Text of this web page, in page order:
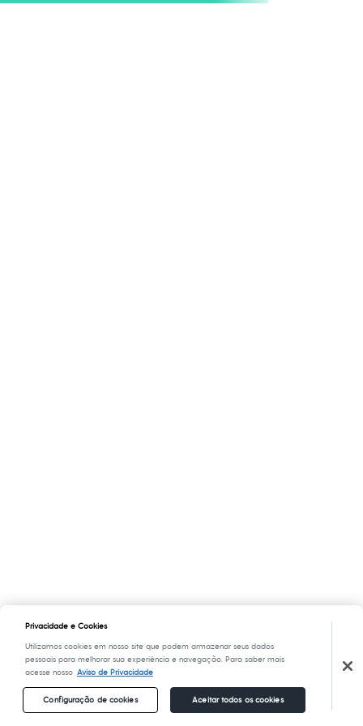
Privacidade e Cookies
Utilizamos cookies em nosso site que podem armazenar seus dados
pessoais para melhorar sua experiência e navegação. Para saber mais
acesse nosso Aviso de Privacidade
Configuração de cookies Aceitar todos os cookies